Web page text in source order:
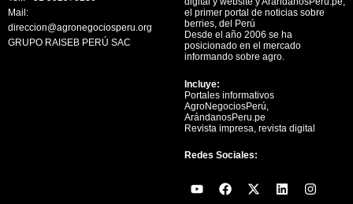
Mail:
direccion@agronegociosperu.org
GRUPO RAISEB PERÚ SAC
el primer portal de noticias sobre
berries, del Perú
Desde el año 2006 se ha
posicionado en el mercado
informando sobre agro.
Incluye:
Portales informativos
AgroNegociosPerú,
ArándanosPeru.pe
Revista impresa, revista digital
Redes Sociales:
Y
o
F
a
X
-
L
i
I
n